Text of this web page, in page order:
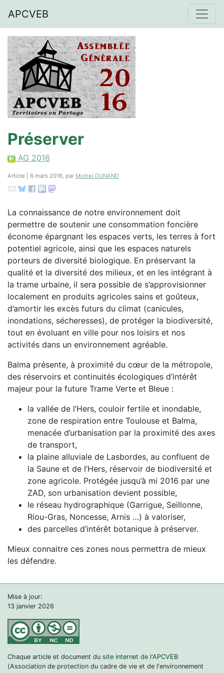
APCVEB
Préserver
AG 2016
Article | 6 mars 2016, par Michel DUNAND
La connaissance de notre environnement doit
permettre de soutenir une consommation foncière
économe épargnant les espaces verts, les terres à fort
potentiel agricole, ainsi que les espaces naturels
porteurs de diversité biologique. En préservant la
qualité et la diversité des milieux, et en les intégrant à
la trame urbaine, il sera possible de s’approvisionner
localement en produits agricoles sains et goûteux,
d’amortir les excès futurs du climat (canicules,
inondations, sécheresses), de protéger la biodiversité,
tout en évoluant en ville pour nos loisirs et nos
activités dans un environnement agréable.
Balma présente, à proximité du cœur de la métropole,
des réservoirs et continuités écologiques d’intérêt
majeur pour la future Trame Verte et Bleue :
la vallée de l’Hers, couloir fertile et inondable,
zone de respiration entre Toulouse et Balma,
menacée d’urbanisation par la proximité des axes
de transport,
la plaine alluviale de Lasbordes, au confluent de
la Saune et de l’Hers, réservoir de biodiversité et
zone agricole. Protégée jusqu’à mi 2016 par une
ZAD, son urbanisation devient possible,
le réseau hydrographique (Garrigue, Seillonne,
Riou-Gras, Noncesse, Arnis …) à valoriser,
des parcelles d’intérêt botanique à préserver.
Mieux connaitre ces zones nous permettra de mieux
les défendre.
Mise à jour:
13 janvier 2026
Chaque article et document du site internet de l'APCVEB
(Association de protection du cadre de vie et de l'environnement